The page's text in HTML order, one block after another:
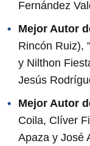
Fernández
Mejor Autor
Rincón Ruiz),
y Nilthon
Jesús
Mejor Autor
Coila, Clíver
Apaza y José